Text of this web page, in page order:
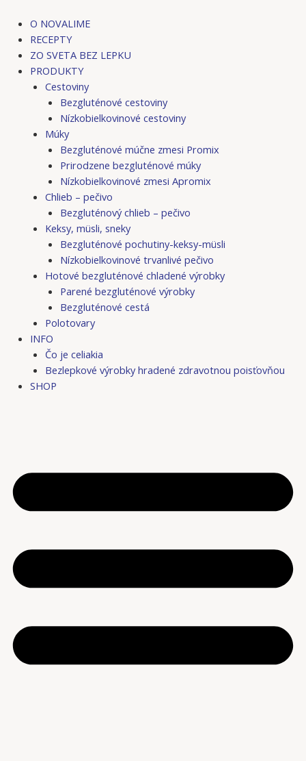
obsah
O NOVALIME
RECEPTY
ZO SVETA BEZ LEPKU
PRODUKTY
Cestoviny
Bezgluténové cestoviny
Nízkobielkovinové cestoviny
Múky
Bezgluténové múčne zmesi Promix
Prirodzene bezgluténové múky
Nízkobielkovinové zmesi Apromix
Chlieb – pečivo
Bezgluténový chlieb – pečivo
Keksy, müsli, sneky
Bezgluténové pochutiny-keksy-müsli
Nízkobielkovinové trvanlivé pečivo
Hotové bezgluténové chladené výrobky
Parené bezgluténové výrobky
Bezgluténové cestá
Polotovary
INFO
Čo je celiakia
Bezlepkové výrobky hradené zdravotnou poisťovňou
SHOP